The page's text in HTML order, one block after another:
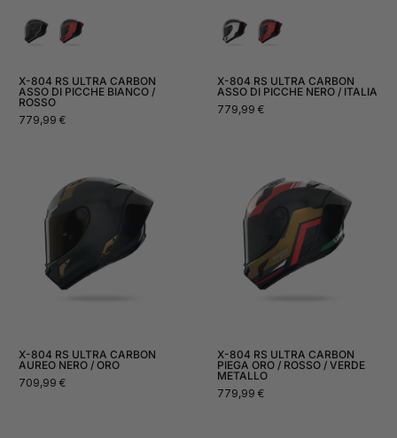
X-804 RS ULTRA CARBON
ASSO DI PICCHE BIANCO /
ROSSO
Prezzo
779,99 €
X-804 RS ULTRA CARBON
ASSO DI PICCHE NERO / ITALIA
Prezzo
779,99 €
X-804 RS ULTRA CARBON
AUREO NERO / ORO
Prezzo
709,99 €
X-804 RS ULTRA CARBON
PIEGA ORO / ROSSO / VERDE
METALLO
Prezzo
779,99 €